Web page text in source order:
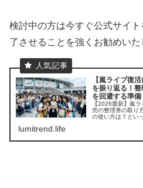
検討中の方は今すぐ公式サイ
了させることを強くお勧めいた
【嵐ライブ復
を振り返る！整
を回避する準備
【2026最新】嵐
売の整理券の取り
の使い方は？とい
lumitrend.life